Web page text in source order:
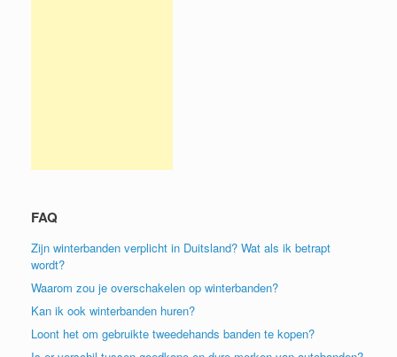
FAQ
Zijn winterbanden verplicht in Duitsland? Wat als ik betrapt
wordt?
Waarom zou je overschakelen op winterbanden?
Kan ik ook winterbanden huren?
Loont het om gebruikte tweedehands banden te kopen?